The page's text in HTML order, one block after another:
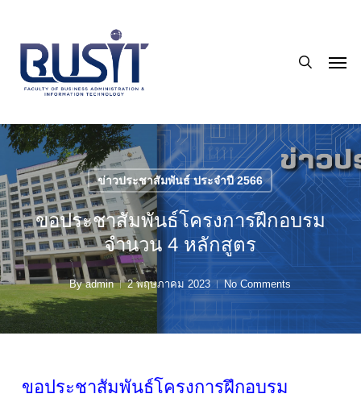
main
content
ข่าวประชาสัมพันธ์ ประจำปี 2566
ขอประชาสัมพันธ์โครงการฝึกอบรม
จำนวน 4 หลักสูตร
By admin 2 พฤษภาคม 2023 No Comments
ขอประชาสัมพันธ์โครงการฝึกอบรม